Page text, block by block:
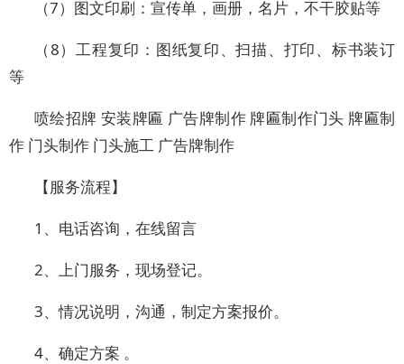
（7）图文印刷：宣传单，画册，名片，不干胶贴等
（8）工程复印：图纸复印、扫描、打印、标书装订
等
喷绘招牌 安装牌匾 广告牌制作 牌匾制作门头 牌匾制
作 门头制作 门头施工 广告牌制作
【服务流程】
1、电话咨询，在线留言
2、上门服务，现场登记。
3、情况说明，沟通，制定方案报价。
4、确定方案 。